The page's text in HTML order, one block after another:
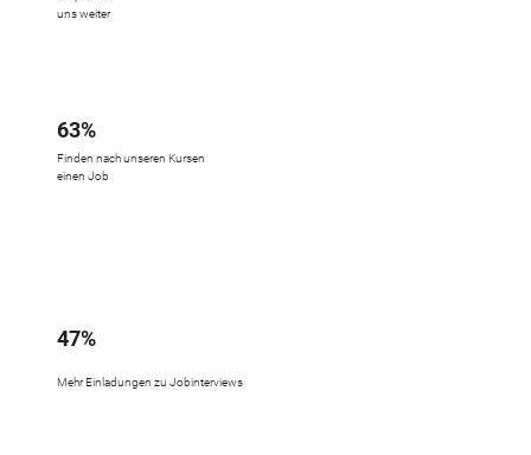
uns weiter
47%
Mehr Einladungen zu Jobinterviews
63%
Finden nach unseren Kursen
einen Job